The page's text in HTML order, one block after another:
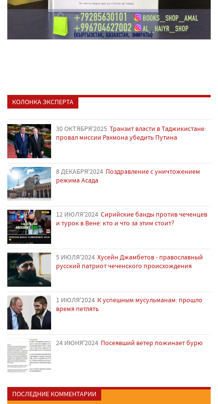
КОЛОНКА ЭКСПЕРТА
30 ОКТЯБРЯ'2025 Транзит власти в Таджикистане:
провал миссии Рахмона убедить Путина
8 ДЕКАБРЯ'2024 Поздравление с уничтожением
режима Асада
12 ИЮЛЯ'2024 Сирийские банды против чеченцев
и турок в Вене: кто и что за этим стоит?
5 ИЮЛЯ'2024 Хусейн Джамбетов - православный
русский патриот чеченского происхождения
1 ИЮЛЯ'2024 К успешным мусульманам: прошло
время петлять
24 ИЮНЯ'2024 Посеявший ветер пожинает бурю
ПОСЛЕДНИЕ КОММЕНТАРИИ